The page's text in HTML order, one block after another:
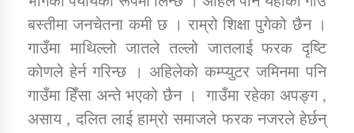
बस्तीमा जनचेतना कमी छ । राम्रो शिक्षा पुगेको छैन ।
गाउँमा माथिल्लो जातले तल्लो जातलाई फरक दृष्टि
काेणले हेर्न गरिन्छ । अहिलेकाे कम्प्युटर जमिनमा पनि
गाउँमा हिँसा अन्ते भएको छैन । गाउँमा रहेका अपङ्ग ,
असाय , दलित लाई हाम्रो समाजले फरक नजरले हेर्छन्